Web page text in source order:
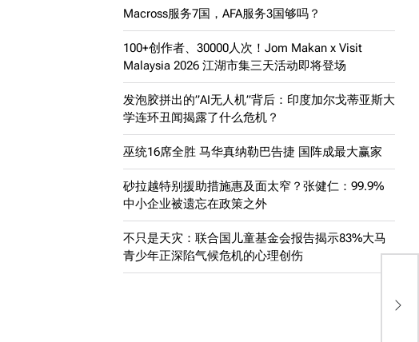
Macross服务7国，AFA服务3国够吗？
100+创作者、30000人次！Jom Makan x Visit
Malaysia 2026 江湖市集三天活动即将登场
发泡胶拼出的”AI无人机”背后：印度加尔戈蒂亚斯大
学连环丑闻揭露了什么危机？
巫统16席全胜 马华真纳勒巴告捷 国阵成最大赢家
砂拉越特别援助措施惠及面太窄？张健仁：99.9%
中小企业被遗忘在政策之外
不只是天灾：联合国儿童基金会报告揭示83%大马
青少年正深陷气候危机的心理创伤